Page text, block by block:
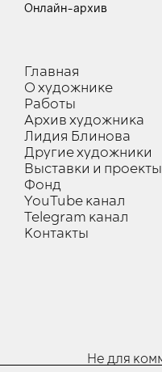
Онлайн-архив
Главная
О художнике
Работы
Архив художника
Лидия Блинова
Другие художники
Выставки и проекты
Фонд
YouTube канал
Telegram канал
Контакты
Не для